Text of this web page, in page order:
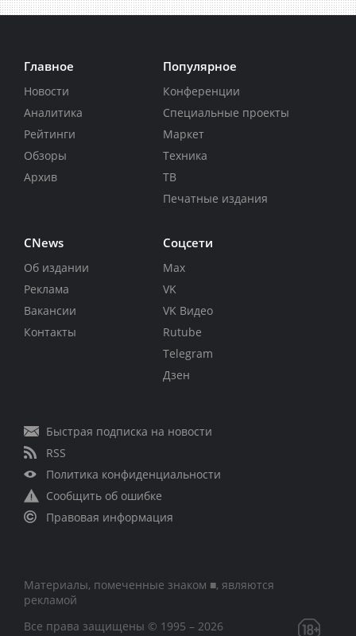
Главное
Новости
Аналитика
Рейтинги
Обзоры
Архив
Популярное
Конференции
Специальные проекты
Маркет
Техника
ТВ
Печатные издания
CNews
Об издании
Реклама
Вакансии
Контакты
Соцсети
Max
VK
VK Видео
Rutube
Telegram
Дзен
Быстрая подписка на новости
RSS
Политика конфиденциальности
Сообщить об ошибке
Правовая информация
Материалы, помеченные знаком ■, являются
рекламой
Все права защищены © 1995 – 2026